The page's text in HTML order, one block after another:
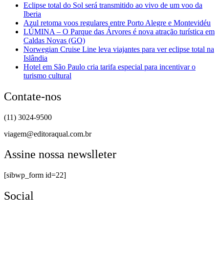
Eclipse total do Sol será transmitido ao vivo de um voo da
Iberia
Azul retoma voos regulares entre Porto Alegre e Montevidéu
LÚMINA – O Parque das Árvores é nova atração turística em
Caldas Novas (GO)
Norwegian Cruise Line leva viajantes para ver eclipse total na
Islândia
Hotel em São Paulo cria tarifa especial para incentivar o
turismo cultural
Contate-nos
(11) 3024-9500
viagem@editoraqual.com.br
Assine nossa newslleter
[sibwp_form id=22]
Social